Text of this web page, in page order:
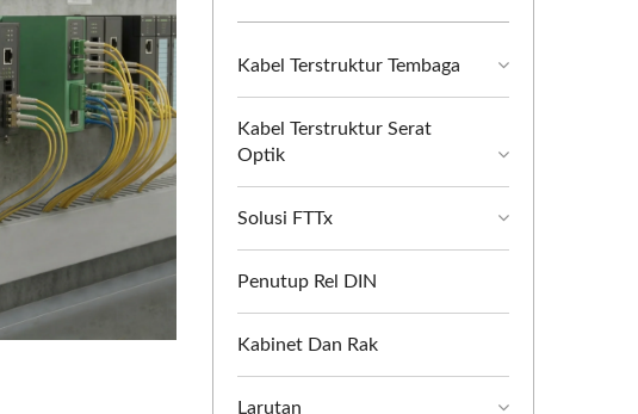
Kabel Terstruktur Tembaga
Kabel Terstruktur Serat
Optik
Solusi FTTx
Penutup Rel DIN
Kabinet Dan Rak
Larutan